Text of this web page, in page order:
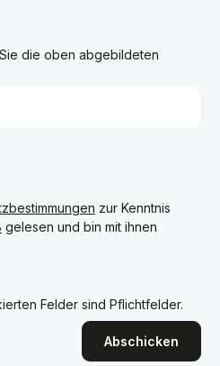
die oben abgebildeten
zur Kenntnis
gelesen und bin mit ihnen
Felder sind Pflichtfelder.
Abschicken